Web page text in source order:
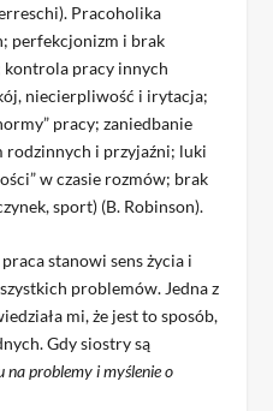
Pracoholika
perfekcjonizm i brak
kontrola pracy innych
niecierpliwość i irytacja;
pracy; zaniedbanie
rodzinnych i przyjaźni; luki
w czasie rozmów; brak
sport) (B. Robinson).
stanowi sens życia i
problemów. Jedna z
mi, że jest to sposób,
Gdy siostry są
na problemy i myślenie o